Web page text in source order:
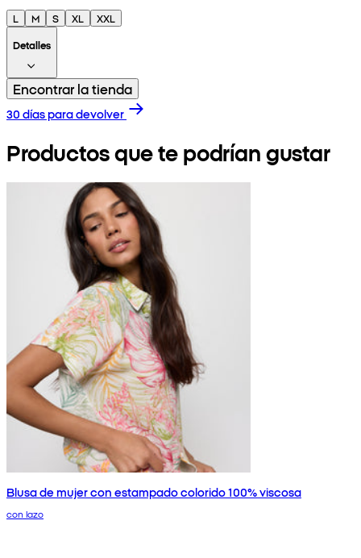
L M S XL
XXL
Detalles
Encontrar la tienda
30 días para devolver
Productos que te podrían gustar
Blusa de mujer con estampado colorido 100% viscosa
con lazo